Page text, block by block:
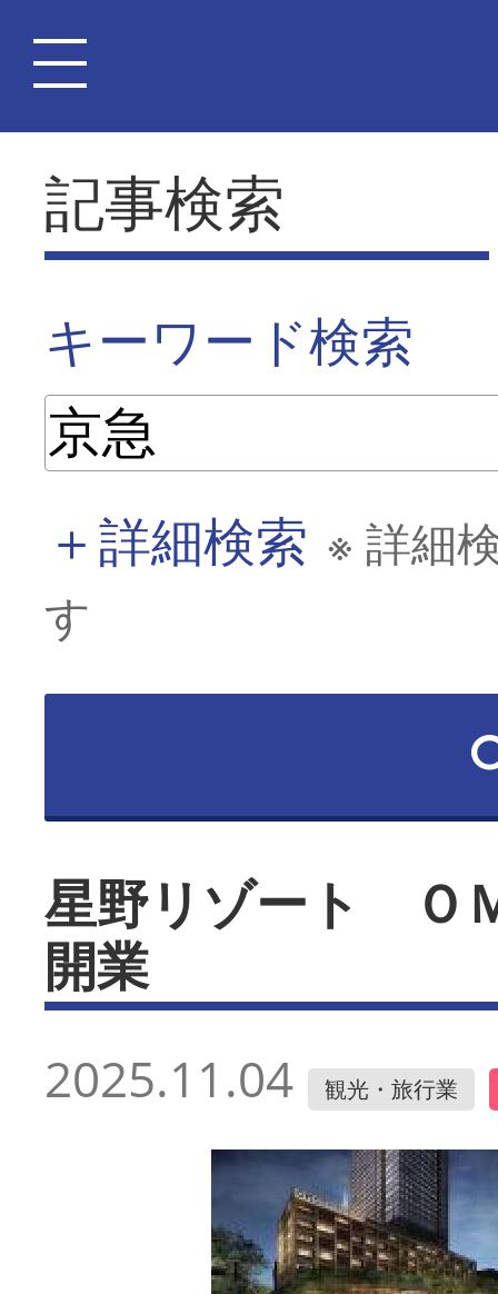
記事検索
キーワード検索
＋詳細検索 ※ 詳細
す
星野リゾート Ｏ
開業
2025.11.04 観光・旅行業